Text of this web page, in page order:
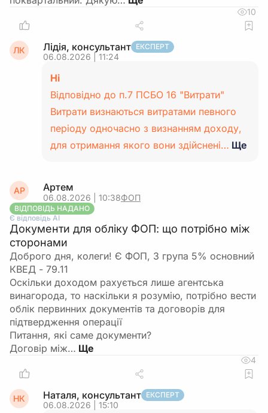
10
ЛК Лідія, консультант ЕКСПЕРТ
06.08.2026 | 11:24
Ні
Відповідно до п.7 ПСБО 16 "Витрати"
Витрати визнаються витратами певного
періоду одночасно з визнанням доходу,
для отримання якого вони здійснені… Ще
АР Артем
06.08.2026 | 10:38ФОП
ВІДПОВІДЬ НАДАНО
Є відповідь АІ
Документи для обліку ФОП: що потрібно між
сторонами
Доброго дня, колеги! Є ФОП, 3 група 5% основний
КВЕД - 79.11
Оскільки доходом рахується лише агентська
винагорода, то наскільки я розумію, потрібно вести
облік первинних документів та договорів для
підтвердження операції
Питання, які саме документи?
Договір між…
4
НК Наталя, консультант ЕКСПЕРТ
06.08.2026 | 15:10